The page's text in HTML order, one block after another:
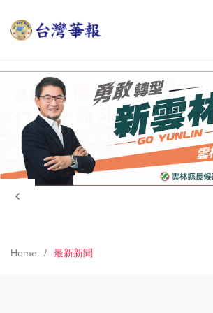
Home 最新新聞